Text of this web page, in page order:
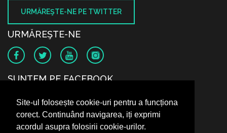
Site-ul folosește cookie-uri pentru a funcționa
corect. Continuând navigarea, iți exprimi
acordul asupra folosirii cookie-urilor.
URMĂREŞTE-NE PE TWITTER
URMĂREŞTE-NE
SUNTEM PE FACEBOOK